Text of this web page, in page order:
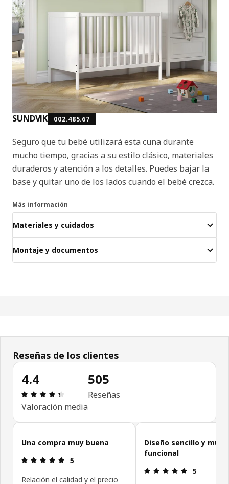
SUNDVIK 002.485.67
Seguro que tu bebé utilizará esta cuna durante
mucho tiempo, gracias a su estilo clásico, materiales
duraderos y atención a los detalles. Puedes bajar la
base y quitar uno de los lados cuando el bebé crezca.
Más información
Materiales y cuidados
Montaje y documentos
Reseñas de los clientes
4.4
Reseña: 4.4 de 5 estrellas. Revisiones totales:
Valoración media
505
Reseñas
Omitir las opiniones de los clientes
Una compra muy buena
Reseña: 5 de 5 estrellas.
5
Relación el calidad y el precio
Diseño sencillo y muy
funcional
Reseña: 5
5